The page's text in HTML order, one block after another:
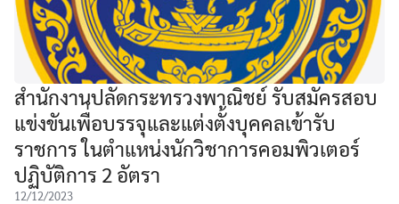
สำนักงานปลัดกระทรวงพาณิชย์ รับสมัครสอบ
แข่งขันเพื่อบรรจุและแต่งตั้งบุคคลเข้ารับ
ราชการ ในตำแหน่งนักวิชาการคอมพิวเตอร์
ปฏิบัติการ 2 อัตรา
12/12/2023